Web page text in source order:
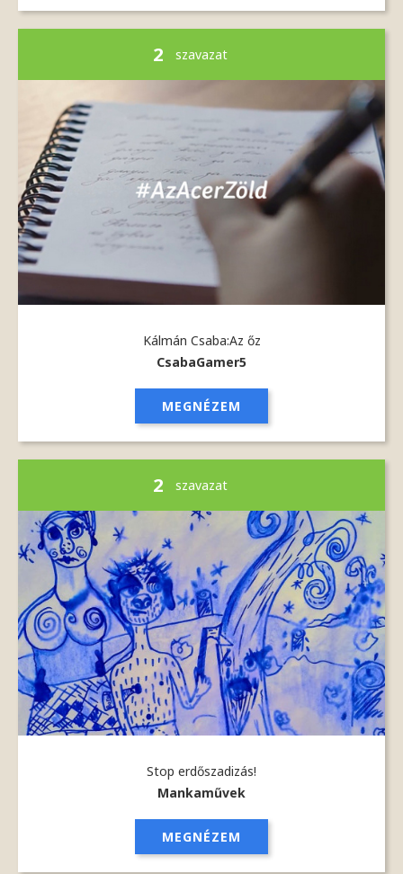
2 szavazat
Kálmán Csaba:Az őz
CsabaGamer5
MEGNÉZEM
2 szavazat
Stop erdőszadizás!
Mankaművek
MEGNÉZEM